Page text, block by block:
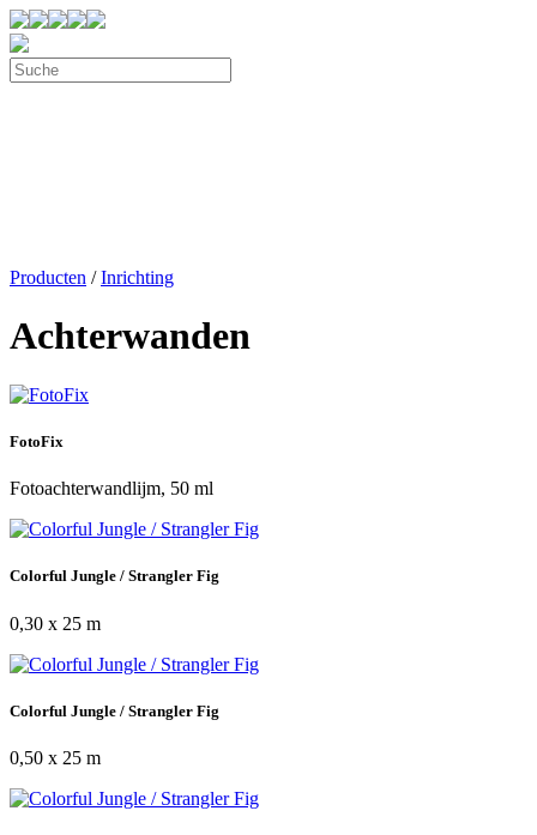
Producten /Inrichting
Achterwanden
FotoFix
Fotoachterwandlijm, 50 ml
Colorful Jungle / Strangler Fig
0,30 x 25 m
Colorful Jungle / Strangler Fig
0,50 x 25 m